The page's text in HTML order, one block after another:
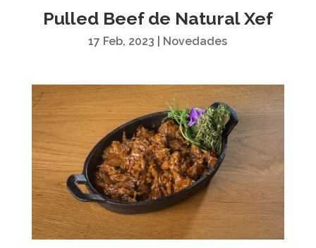
Pulled Beef de Natural Xef
17 Feb, 2023 Novedades